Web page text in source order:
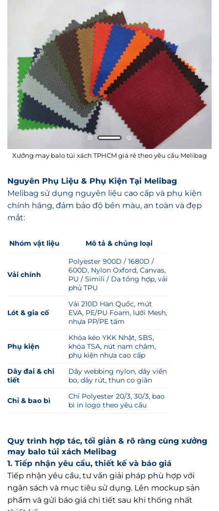
Xưởng may balo túi xách TPHCM giá rẻ theo yêu cầu Melibag
Nguyên Phụ Liệu & Phụ Kiện Tại Melibag
chính hãng, đảm bảo độ bền màu, an toàn và đẹp
mắt:
Nhóm vật liệu
Polyester 900D / 1680D /
600D, Nylon Oxford, Canvas,
PU / Simili / Da tổng hợp, vải
phủ TPU
Vải 210D Hàn Quốc, mút
EVA, PE/PU Foam, lưới Mesh,
nhựa PP/PE tấm
Khóa kéo YKK Nhật, SBS,
khóa TSA, nút nam châm,
phụ kiện nhựa cao cấp
Dây đai & chi
Dây webbing nylon, dây viền
bo, dây rút, thun co giãn
Chỉ & bao bì
Chỉ Polyester 20/3, 30/3, bao
bì in logo theo yêu cầu
1. Tiếp nhận yêu cầu, thiết kế và báo giá
Tiếp nhận yêu cầu, tư vấn giải pháp phù hợp với
ngân sách và mục tiêu sử dụng. Lên mockup sản
phẩm và gửi báo giá chi tiết sau khi thống nhất
thiết kế